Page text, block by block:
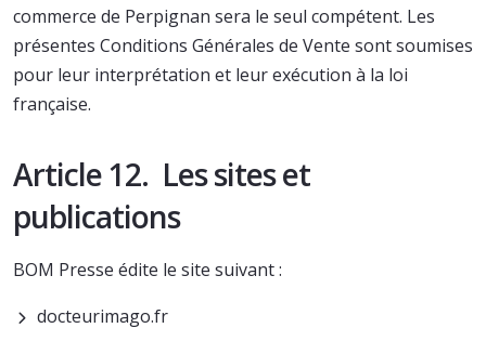
commerce de Perpignan sera le seul compétent. Les
présentes Conditions Générales de Vente sont soumises
pour leur interprétation et leur exécution à la loi
française.
Article 12. Les sites et
publications
BOM Presse édite le site suivant :
docteurimago.fr